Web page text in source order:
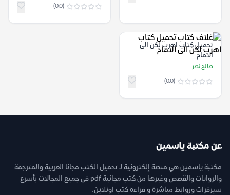
(0.0)
تحميل كتاب اهرب لكن الى
الامام
صالح نصر
(0.0)
عن مكتبة ياسمين
مكتبة ياسمين هي منصة إلكترونية لـ تحميل الكتب مجانا العربية والمترجمة
والروايات والقصص وغيرها من كتب مجانية pdf فى جميع المجالات بأسرع
سيرفرات وروابط مباشرة و قراءة كتب اونلاين.